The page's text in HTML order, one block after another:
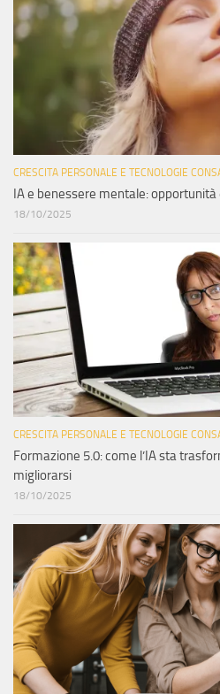
CRESCITA PERSONALE E TECNOLOGIE
IA e benessere mentale:
18/10/2025
CRESCITA PERSONALE E TECNOLOGIE
Formazione 5.0: come l’IA sta
migliorarsi
18/10/2025